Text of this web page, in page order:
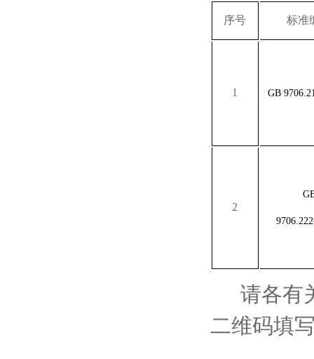
序号 标准
1 GB
2
请各有
二维码填